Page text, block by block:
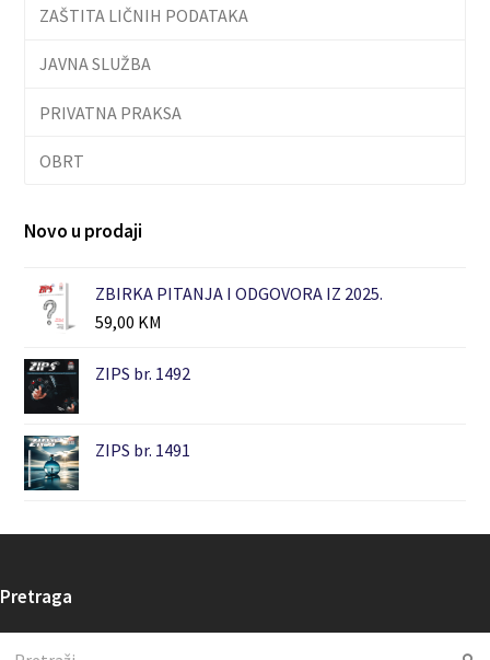
ZAŠTITA LIČNIH PODATAKA
JAVNA SLUŽBA
PRIVATNA PRAKSA
OBRT
Novo u prodaji
ZBIRKA PITANJA I ODGOVORA IZ 2025.
59,00 KM
ZIPS br. 1492
ZIPS br. 1491
Pretraga